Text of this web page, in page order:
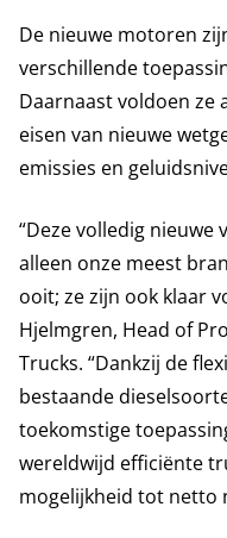
De nieuwe motoren
verschillende
Daarnaast voldoen ze
eisen van nieuwe
emissies en
“Deze volledig
alleen onze meest
ooit; ze zijn ook klaar
Hjelmgren, Head of
Trucks. “Dankzij de
bestaande
toekomstige
wereldwijd efficiënte
mogelijkheid tot netto